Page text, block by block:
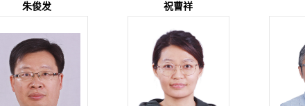
朱俊发 祝曹祥